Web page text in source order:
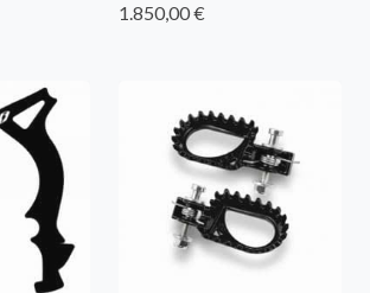
1.850,00 €